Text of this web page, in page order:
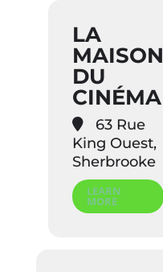
LA
MAISON
DU
CINÉMA
63 Rue
King Ouest,
Sherbrooke
LEARN
MORE